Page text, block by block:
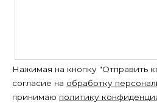
Нажимая на кнопку "Отправить
согласие на обработку
принимаю политику